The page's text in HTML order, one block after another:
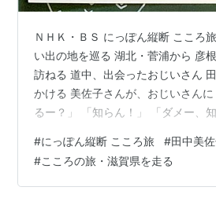
ＮＨＫ・ＢＳ にっぽん縦断 こころ
い出の地を巡る 湖北・菅浦から 彦
訪ねる 道中、出会ったおじいさん
かける 美佐子さんが、おじいさん
るー？」 「知らん！」 「ダメー、
田中美佐子さんが続く 田中美佐子さ
るさと 島根県出身！ ６６歳になっ
んになったけど みんなに愛されて
#にっぽん縦断 こころ旅 #田中美
#こころの旅・滋賀県を走る